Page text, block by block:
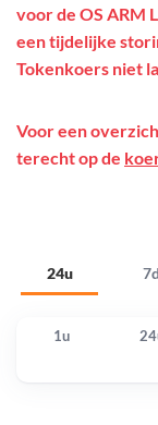
24u 7d
voor de OS ARM
een tijdelijke
Tokenkoers niet
Voor een
terecht op de
1u